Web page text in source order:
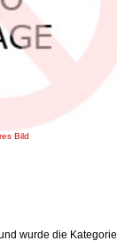
Bild
wurde die Kategorie